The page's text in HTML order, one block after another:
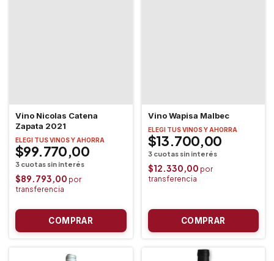
Vino Nicolas Catena
Zapata 2021
ELEGI TUS VINOS Y AHORRA
$99.770,00
$89.793,00
Vino Wapisa Malbec
ELEGI TUS VINOS Y AHORRA
$13.700,00
$12.330,00